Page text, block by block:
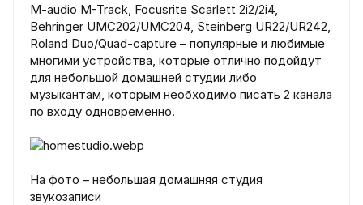
M-audio M-Track, Focusrite Scarlett 2i2/2i4,
Behringer UMC202/UMC204, Steinberg UR22/UR242,
Roland Duo/Quad-capture – популярные и любимые
многими устройства, которые отлично подойдут
для небольшой домашней студии либо
музыкантам, которым необходимо писать 2 канала
по входу одновременно.
На фото – небольшая домашняя студия
звукозаписи